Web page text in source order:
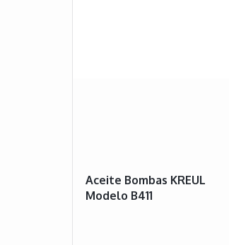
Aceite Bombas KREUL
Modelo B411